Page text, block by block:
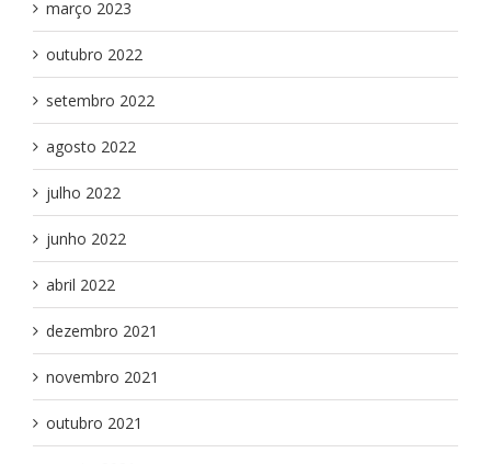
março 2023
outubro 2022
setembro 2022
agosto 2022
julho 2022
junho 2022
abril 2022
dezembro 2021
novembro 2021
outubro 2021